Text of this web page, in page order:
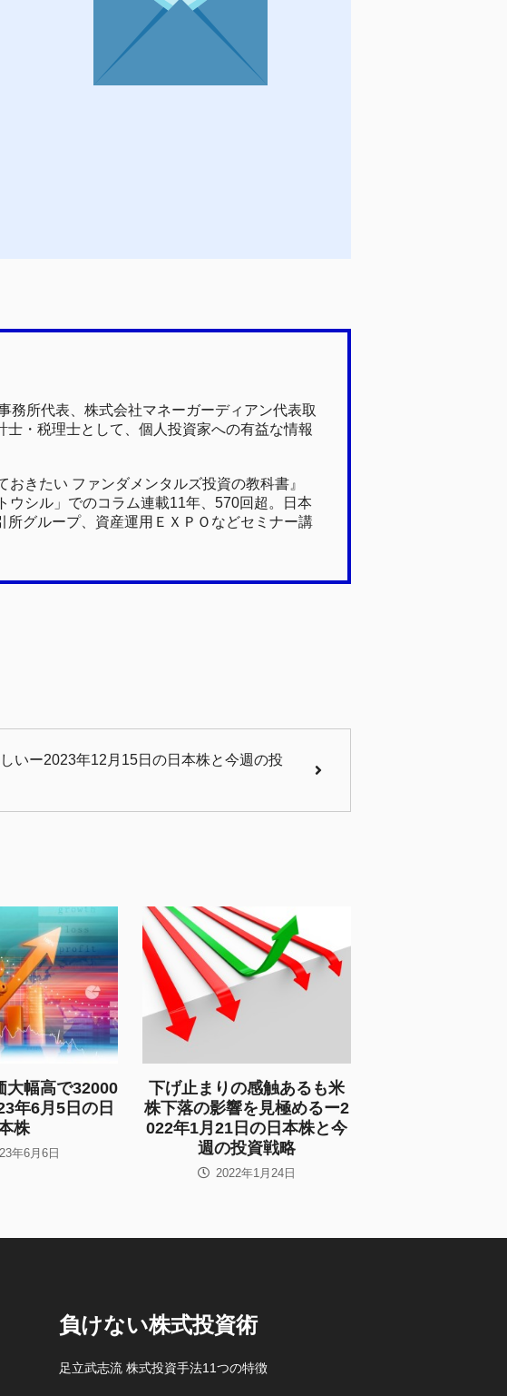
務所代表、株式会社マネーガーディアン代表取
・税理士として、個人投資家への有益な情報
きたい ファンダメンタルズ投資の教科書』
ウシル」でのコラム連載11年、570回超。日本
グループ、資産運用ＥＸＰＯなどセミナー講
いー2023年12月15日の日本株と今週の投
大幅高で32000
年6月5日の日
株
年6月6日
下げ止まりの感触あるも米
株下落の影響を見極めるー2
022年1月21日の日本株と今
週の投資戦略
2022年1月24日
負けない株式投資術
足立武志流 株式投資手法11つの特徴